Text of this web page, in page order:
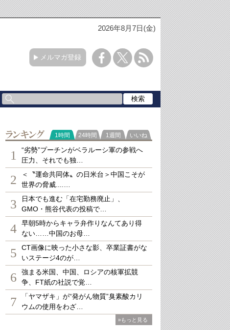
2026年8月7日(金)
メルマガ登録
ランキング
1時間 24時間 1週間 いいね
1
“劣勢”プーチンがベラルーシ軍の参戦へ
圧力、それでも独…
2
＜〝運命共同体〟の日米台＞中国こそが
世界の脅威....…
3
日本でも進む「在宅勤務廃止」、
GMO・熊谷代表の投稿で…
4
早朝5時からキャラ弁作りなんてあり得
ない……中国のお母…
5
CT画像に映った小さな影、卒業証書がな
いステージ4のが…
6
強まる米国、中国、ロシアの核軍拡競
争、FT紙の社説で覚…
7
「ヤマザキ」が“発がん物質”臭素酸カリ
ウムの使用をわざ…
»もっと見る